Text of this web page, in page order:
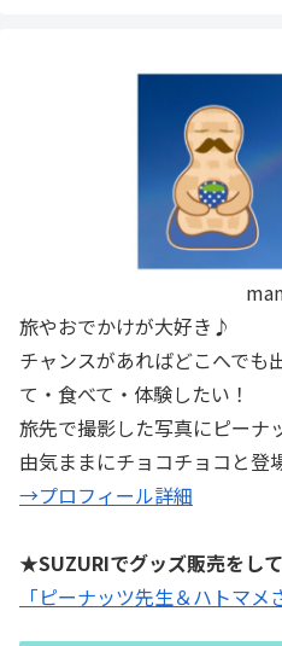
旅やおでかけが大好き♪
チャンスがあればどこへでも
て・食べて・体験したい！
旅先で撮影した写真にピーナ
由気ままにチョコチョコと登
→プロフィール詳細
★SUZURIでグッズ販売をし
「ピーナッツ先生＆ハトマメ